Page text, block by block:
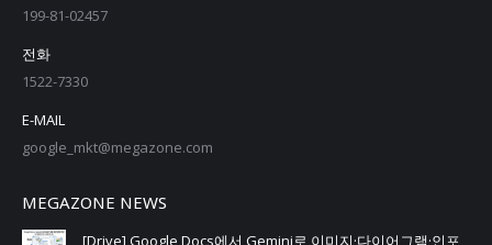
199-81-02457
전화
1522-7330
E-MAIL
google_mkt@megazone.com
MEGAZONE NEWS
[Drive] Google Docs에서 Gemini로 이미지·다이어그램·인포